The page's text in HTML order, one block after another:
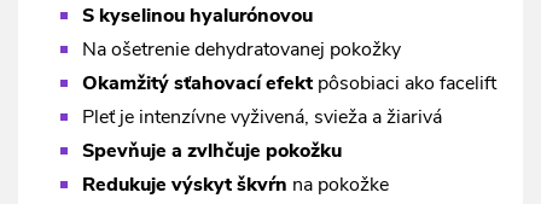
S kyselinou hyalurónovou
Na ošetrenie dehydratovanej pokožky
Okamžitý sťahovací efekt pôsobiaci ako facelift
Pleť je intenzívne vyživená, svieža a žiarivá
Spevňuje a zvlhčuje pokožku
Redukuje výskyt škvŕn na pokožke